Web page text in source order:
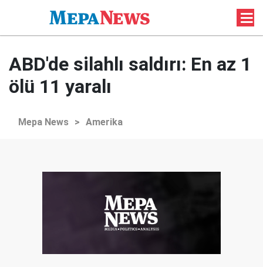
ABD'de silahlı saldırı: En az 1
ölü 11 yaralı
Mepa News > Amerika